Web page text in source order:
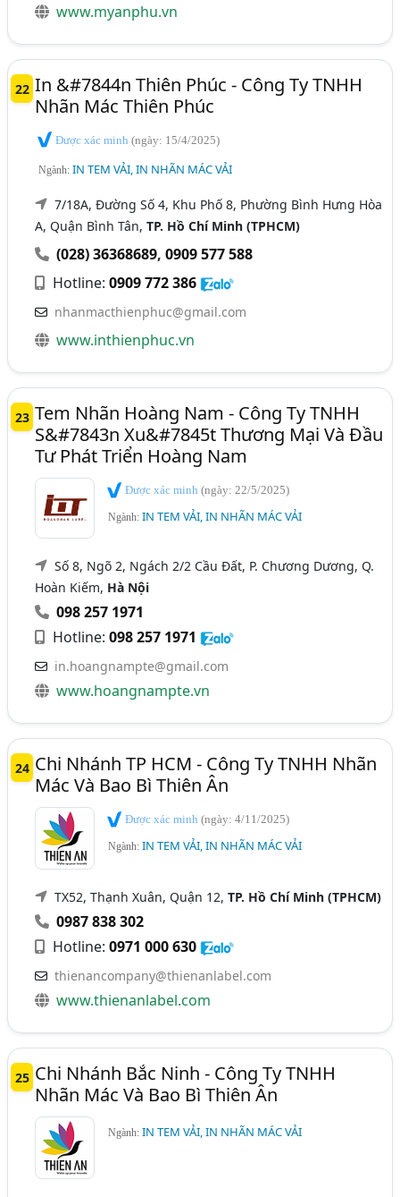
www.myanphu.vn
22 In &#7844n Thiên Phúc - Công Ty TNHH
Nhãn Mác Thiên Phúc
Được xác minh(ngày: 15/4/2025)
Ngành:IN TEM VẢI, IN NHÃN MÁC VẢI
7/18A, Đường Số 4, Khu Phố 8, Phường Bình Hưng Hòa
A, Quận Bình Tân,TP. Hồ Chí Minh (TPHCM)
(028) 36368689,0909 577 588
Hotline:0909 772 386
nhanmacthienphuc@gmail.com
www.inthienphuc.vn
23 Tem Nhãn Hoàng Nam - Công Ty TNHH
S&#7843n Xu&#7845t Thương Mại Và Đầu
Tư Phát Triển Hoàng Nam
Được xác minh(ngày: 22/5/2025)
Ngành:IN TEM VẢI, IN NHÃN MÁC VẢI
Số 8, Ngõ 2, Ngách 2/2 Cầu Đất, P. Chương Dương, Q.
Hoàn Kiếm, Hà Nội
098 257 1971
Hotline:098 257 1971
in.hoangnampte@gmail.com
www.hoangnampte.vn
24 Chi Nhánh TP HCM - Công Ty TNHH Nhãn
Mác Và Bao Bì Thiên Ân
Được xác minh(ngày: 4/11/2025)
Ngành:IN TEM VẢI, IN NHÃN MÁC VẢI
TX52, Thạnh Xuân, Quận 12,TP. Hồ Chí Minh (TPHCM)
0987 838 302
Hotline:0971 000 630
thienancompany@thienanlabel.com
www.thienanlabel.com
25 Chi Nhánh Bắc Ninh - Công Ty TNHH
Nhãn Mác Và Bao Bì Thiên Ân
Ngành:IN TEM VẢI, IN NHÃN MÁC VẢI